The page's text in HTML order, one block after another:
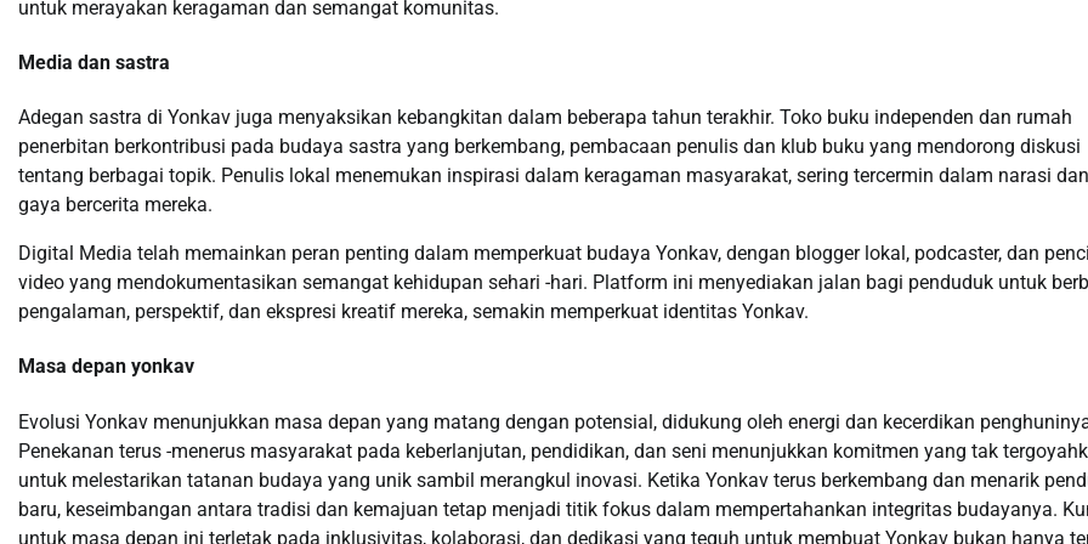
untuk merayakan keragaman dan semangat komunitas.
Media dan sastra
Adegan sastra di Yonkav juga menyaksikan kebangkitan dalam beberapa tahun terakhir. Toko buku independen dan rumah
penerbitan berkontribusi pada budaya sastra yang berkembang, pembacaan penulis dan klub buku yang mendorong diskusi
tentang berbagai topik. Penulis lokal menemukan inspirasi dalam keragaman masyarakat, sering tercermin dalam narasi dan
gaya bercerita mereka.
Digital Media telah memainkan peran penting dalam memperkuat budaya Yonkav, dengan blogger lokal, podcaster, dan
video yang mendokumentasikan semangat kehidupan sehari -hari. Platform ini menyediakan jalan bagi penduduk untuk
pengalaman, perspektif, dan ekspresi kreatif mereka, semakin memperkuat identitas Yonkav.
Masa depan yonkav
Evolusi Yonkav menunjukkan masa depan yang matang dengan potensial, didukung oleh energi dan kecerdikan
Penekanan terus -menerus masyarakat pada keberlanjutan, pendidikan, dan seni menunjukkan komitmen yang tak
untuk melestarikan tatanan budaya yang unik sambil merangkul inovasi. Ketika Yonkav terus berkembang dan menarik
baru, keseimbangan antara tradisi dan kemajuan tetap menjadi titik fokus dalam mempertahankan integritas budayanya.
untuk masa depan ini terletak pada inklusivitas, kolaborasi, dan dedikasi yang teguh untuk membuat Yonkav bukan hanya